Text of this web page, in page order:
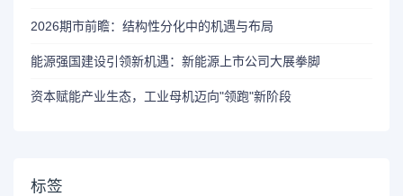
2026期市前瞻：结构性分化中的机遇与布局
能源强国建设引领新机遇：新能源上市公司大展拳脚
资本赋能产业生态，工业母机迈向"领跑"新阶段
标签